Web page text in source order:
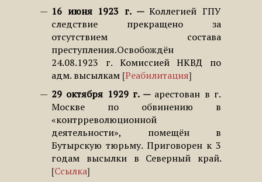
16 июня 1923 г.
Коллегией ГПУ
следствие прекращено за
отсутствием состава
преступления.Освобождён
24.08.1923 г. Комиссией НКВД по
адм. высылкам Реабилитация
29 октября 1929 г.
арестован в г.
Москве по обвинению в
«контрреволюционной
деятельности», помещён в
Бутырскую тюрьму. Приговорен к 3
годам высылки в Северный край.
Ссылка